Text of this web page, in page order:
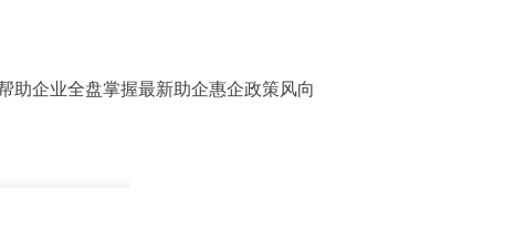
企业全盘掌握最新助企惠企政策风向